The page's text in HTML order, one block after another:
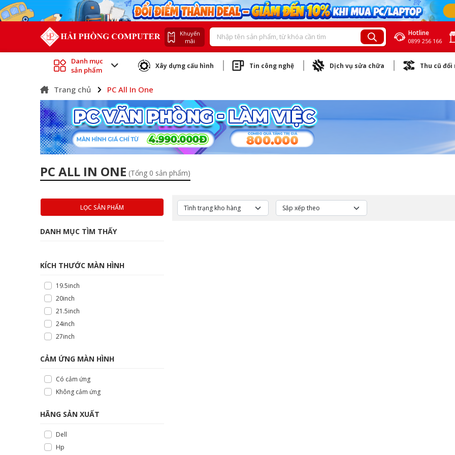
Khuyến
mãi
Hotline
0899 256 166
Danh mục
sản phẩm
Xây dựng cấu hình Tin công nghệ Dịch vụ sửa chữa Thu cũ đổi
Trang chủ PC All In One
PC ALL IN ONE (Tổng 0 sản phẩm)
LỌC SẢN PHẨM
DANH MỤC TÌM THẤY
KÍCH THƯỚC MÀN HÌNH
19.5inch
20inch
21.5inch
24inch
27inch
CẢM ỨNG MÀN HÌNH
Có cảm ứng
Không cảm ứng
HÃNG SẢN XUẤT
Dell
Hp